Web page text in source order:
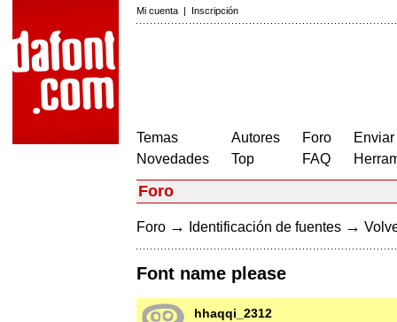
Mi cuenta | Inscripción
Temas
Novedades
Autores
Top
Foro
FAQ
Foro
Foro → Identificación de fuentes →
Font name please
hhaqqi_2312